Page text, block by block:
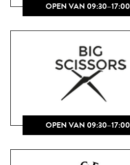
OPEN VAN 09:30–17:00
OPEN VAN 09:30–17:00